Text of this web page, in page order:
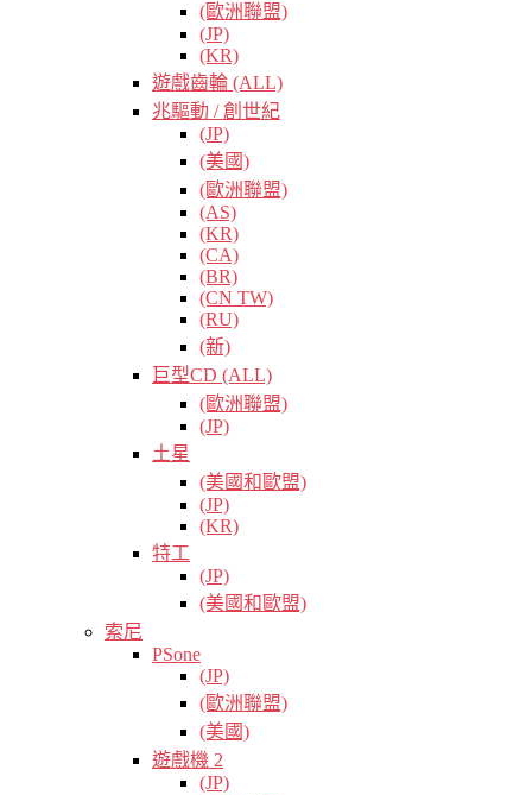
(歐洲聯盟)
(JP)
(KR)
遊戲齒輪 (ALL)
兆驅動 / 創世紀
(JP)
(美國)
(歐洲聯盟)
(AS)
(KR)
(CA)
(BR)
(CN TW)
(RU)
(新)
巨型CD (ALL)
(歐洲聯盟)
(JP)
土星
(美國和歐盟)
(JP)
(KR)
特工
(JP)
(美國和歐盟)
索尼
PSone
(JP)
(歐洲聯盟)
(美國)
遊戲機 2
(JP)